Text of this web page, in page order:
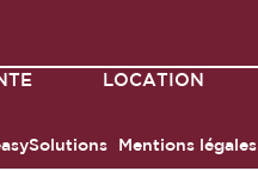
LOCATION
Mentions légales